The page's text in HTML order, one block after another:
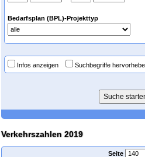
Bedarfsplan (BPL)-Projekttyp
Infos anzeigen Suchbegriffe
Verkehrszahlen 2019
Seite